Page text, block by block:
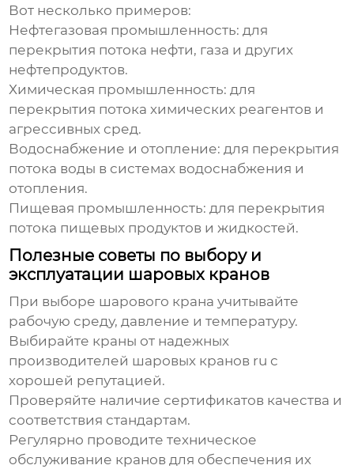
Вот несколько примеров:
Нефтегазовая промышленность: для
перекрытия потока нефти, газа и других
нефтепродуктов.
Химическая промышленность: для
перекрытия потока химических реагентов и
агрессивных сред.
Водоснабжение и отопление: для перекрытия
потока воды в системах водоснабжения и
отопления.
Пищевая промышленность: для перекрытия
потока пищевых продуктов и жидкостей.
Полезные советы по выбору и
эксплуатации шаровых кранов
При выборе шарового крана учитывайте
рабочую среду, давление и температуру.
Выбирайте краны от надежных
производителей шаровых кранов ru с
хорошей репутацией.
Проверяйте наличие сертификатов качества и
соответствия стандартам.
Регулярно проводите техническое
обслуживание кранов для обеспечения их